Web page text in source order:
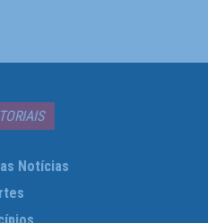
Notícias